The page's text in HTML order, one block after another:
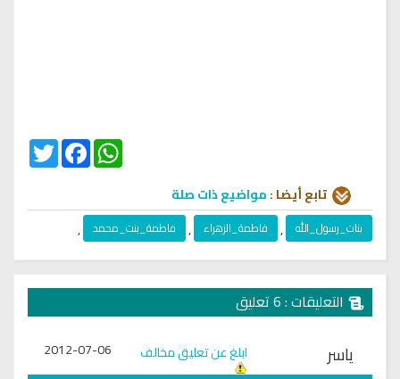
Twitter
FacebookWhatsApp
تابع أيضا :مواضيع ذات صلة
بنات_رسول_الله , فاطمة_الزهراء , فاطمة_بنت_محمد ,
التعليقات : 6 تعليق
ياسر ابلغ عن تعليق مخالف 2012-07-06